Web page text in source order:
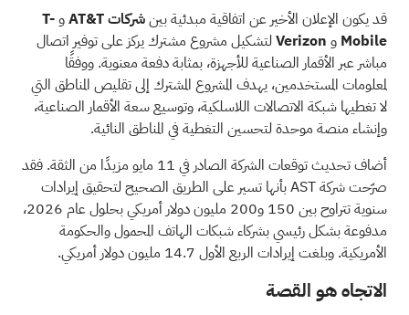
قد يكون الإعلان الأخير عن اتفاقية مبدئية بينشركات AT&T وT-
Mobile و Verizonلتشكيل مشروع مشترك يركز على توفير اتصال
مباشر عبر الأقمار الصناعية للأجهزة، بمثابة دفعة معنوية. ووفقًا
لمعلومات المستخدمين، يهدف المشروع المشترك إلى تقليص المناطق التي
لا تغطيها شبكة الاتصالات اللاسلكية، وتوسيع سعة الأقمار الصناعية،
وإنشاء منصة موحدة لتحسين التغطية في المناطق النائية.
أضاف تحديثتوقعات
الشركة الصادر في 11 مايو مزيدًا من الثقة. فقد
صرّحت شركة AST بأنها تسير على الطريق الصحيح لتحقيق إيرادات
سنوية تتراوح بين 150 و200 مليون دولار أمريكي بحلول عام 2026،
مدفوعة بشكل رئيسي بشركاء شبكات الهاتف المحمول والحكومة
الأمريكية. وبلغت إيرادات الربع الأول 14.7 مليون دولار أمريكي.
الاتجاه هو القصة